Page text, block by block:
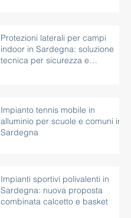
Protezioni laterali per campi
indoor in Sardegna: soluzione
tecnica per sicurezza e
Impianto tennis mobile in
alluminio per scuole e comuni in
Sardegna
Impianti sportivi polivalenti in
Sardegna: nuova proposta
combinata calcetto e basket